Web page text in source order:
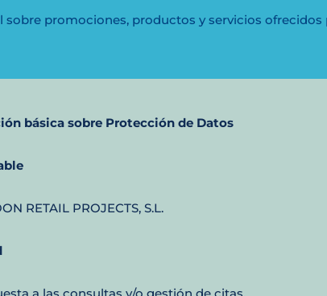
promociones, productos y servicios ofrecidos
básica sobre Protección de Datos
RETAIL PROJECTS, S.L.